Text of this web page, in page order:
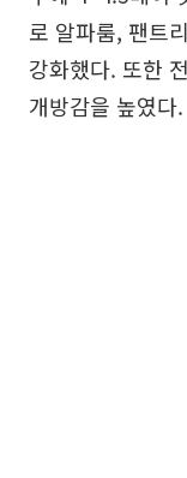
로 알파룸, 팬트
강화했다. 또한
개방감을 높였다.